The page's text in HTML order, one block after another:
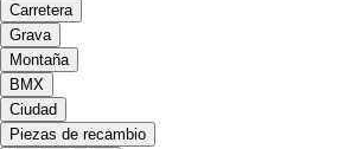
Carretera
Grava
Montaña
BMX
Ciudad
Piezas de recambio